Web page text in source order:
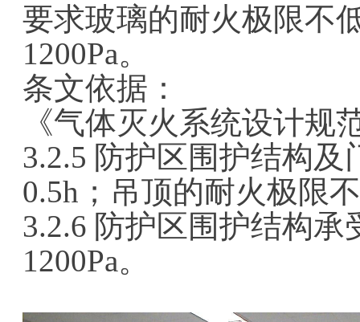
要求玻璃的耐火极限不
1200Pa。
条文依据：
《气体灭火系统设计规
3.2.5 防护区围护结构
0.5h；吊顶的耐火极限
3.2.6 防护区围护结构
1200Pa。